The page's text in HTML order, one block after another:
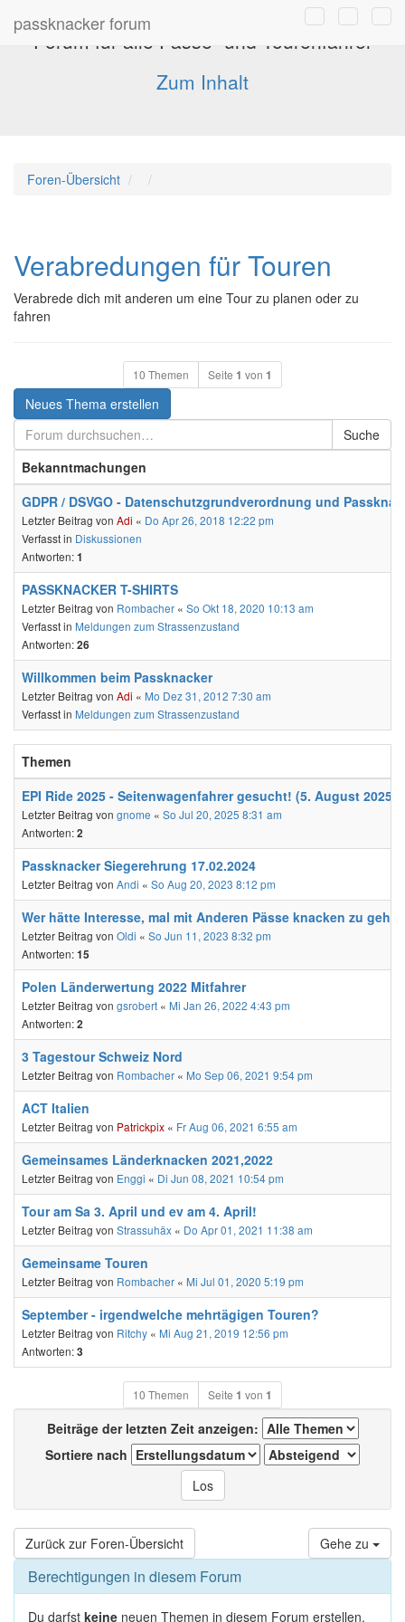
passknacker forum
Forum für alle Pässe- und Tourenfahrer
Zum Inhalt
Foren-Übersicht
Verabredungen für Touren
Verabrede dich mit anderen um eine Tour zu planen oder zu
fahren
10 Themen Seite 1 von 1
Neues Thema erstellen
Suche
Bekanntmachungen
GDPR / DSVGO - Datenschutzgrundverordnung und
Letzter Beitrag von Adi « Do Apr 26, 2018 12:22 pm
Verfasst in Diskussionen
Antworten:1
PASSKNACKER T-SHIRTS
Letzter Beitrag von Rombacher « So Okt 18, 2020 10:13 am
Verfasst in Meldungen zum Strassenzustand
Antworten:26
Willkommen beim Passknacker
Letzter Beitrag von Adi « Mo Dez 31, 2012 7:30 am
Verfasst in Meldungen zum Strassenzustand
Themen
EPI Ride 2025 - Seitenwagenfahrer gesucht! (5. August 2025)
Letzter Beitrag von gnome « So Jul 20, 2025 8:31 am
Antworten:2
Passknacker Siegerehrung 17.02.2024
Letzter Beitrag von Andi « So Aug 20, 2023 8:12 pm
Wer hätte Interesse, mal mit Anderen Pässe knacken zu
Letzter Beitrag von Oldi « So Jun 11, 2023 8:32 pm
Antworten:15
Polen Länderwertung 2022 Mitfahrer
Letzter Beitrag von gsrobert « Mi Jan 26, 2022 4:43 pm
Antworten:2
3 Tagestour Schweiz Nord
Letzter Beitrag von Rombacher « Mo Sep 06, 2021 9:54 pm
ACT Italien
Letzter Beitrag von Patrickpix « Fr Aug 06, 2021 6:55 am
Gemeinsames Länderknacken 2021,2022
Letzter Beitrag von Enggi « Di Jun 08, 2021 10:54 pm
Tour am Sa 3. April und ev am 4. April!
Letzter Beitrag von Strassuhäx « Do Apr 01, 2021 11:38 am
Gemeinsame Touren
Letzter Beitrag von Rombacher « Mi Jul 01, 2020 5:19 pm
September - irgendwelche mehrtägigen Touren?
Letzter Beitrag von Ritchy « Mi Aug 21, 2019 12:56 pm
Antworten:3
10 Themen Seite 1 von 1
Beiträge der letzten Zeit anzeigen:
Sortiere nach
Zurück zur Foren-Übersicht Gehe zu
Berechtigungen in diesem Forum
Du darfst keine neuen Themen in diesem Forum erstellen.